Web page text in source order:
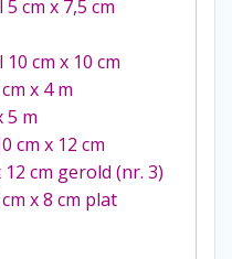
cm x 7,5 cm
cm x 10 cm
x 4 m
5 m
cm x 12 cm
cm gerold (nr. 3)
x 8 cm plat